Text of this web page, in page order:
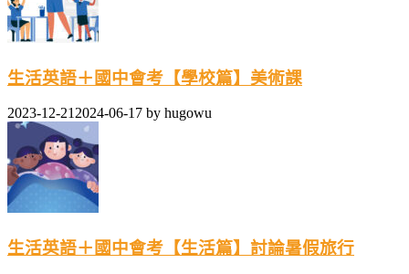
生活英語＋國中會考【學校篇】美術課
2023-12-212024-06-17 by hugowu
生活英語＋國中會考【生活篇】討論暑假旅行